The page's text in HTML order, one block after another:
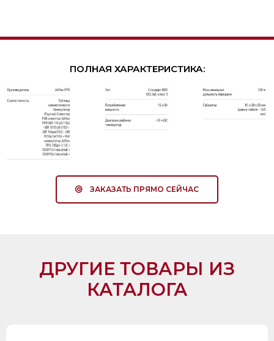
ПОЛНАЯ ХАРАКТЕРИСТИКА:
ЗАКАЗАТЬ ПРЯМО СЕЙЧАС
ДРУГИЕ ТОВАРЫ ИЗ
КАТАЛОГА